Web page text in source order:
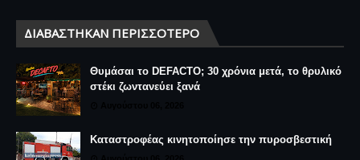
ΔΙΑΒΆΣΤΗΚΑΝ ΠΕΡΙΣΣΌΤΕΡΟ
Θυμάσαι το DEFACTO; 30 χρόνια μετά, το θρυλικό
στέκι ζωντανεύει ξανά
Καταστροφέας κινητοποίησε την πυροσβεστική